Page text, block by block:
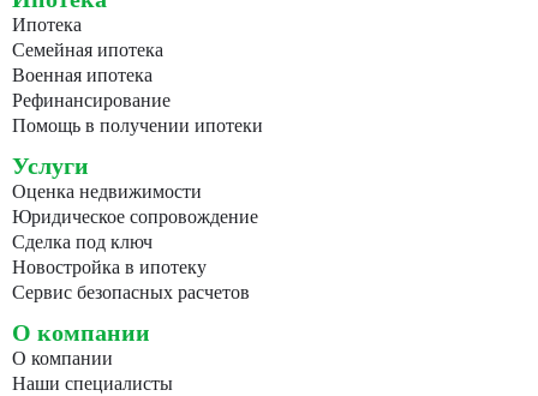
Ипотека
Семейная ипотека
Военная ипотека
Рефинансирование
Помощь в получении ипотеки
Услуги
Оценка недвижимости
Юридическое сопровождение
Сделка под ключ
Новостройка в ипотеку
Сервис безопасных расчетов
О компании
О компании
Наши специалисты